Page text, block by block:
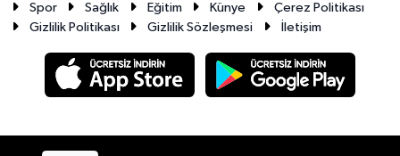
Spor
Sağlık Eğitim Künye
Çerez Politikası
Gizlilik Politikası
Gizlilik Sözleşmesi İletişim